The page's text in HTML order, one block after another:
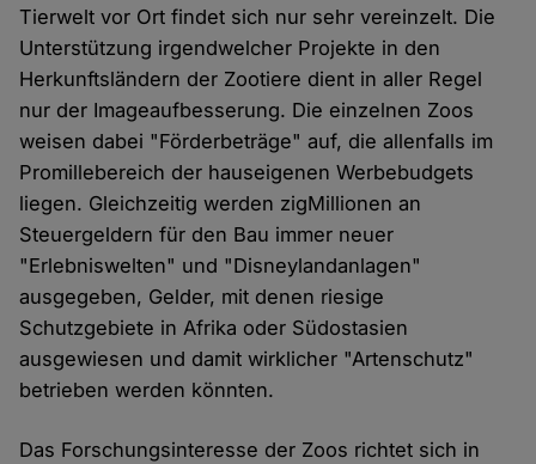
Tierwelt vor Ort findet sich nur sehr vereinzelt. Die
Unterstützung irgendwelcher Projekte in den
Herkunftsländern der Zootiere dient in aller Regel
nur der Imageaufbesserung. Die einzelnen Zoos
weisen dabei "Förderbeträge" auf, die allenfalls im
Promillebereich der hauseigenen Werbebudgets
liegen. Gleichzeitig werden zigMillionen an
Steuergeldern für den Bau immer neuer
"Erlebniswelten" und "Disneylandanlagen"
ausgegeben, Gelder, mit denen riesige
Schutzgebiete in Afrika oder Südostasien
ausgewiesen und damit wirklicher "Artenschutz"
betrieben werden könnten.
Das Forschungsinteresse der Zoos richtet sich in